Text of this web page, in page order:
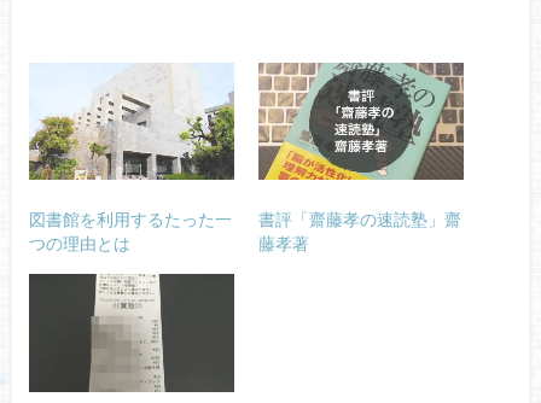
図書館を利用するたった一
つの理由とは
書評「齋藤孝の速読塾」齋
藤孝著